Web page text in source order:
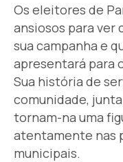
Os eleitores de
ansiosos para ver
sua campanha e
apresentará para
Sua história de
comunidade,
tornam-na uma
atentamente nas
municipais.